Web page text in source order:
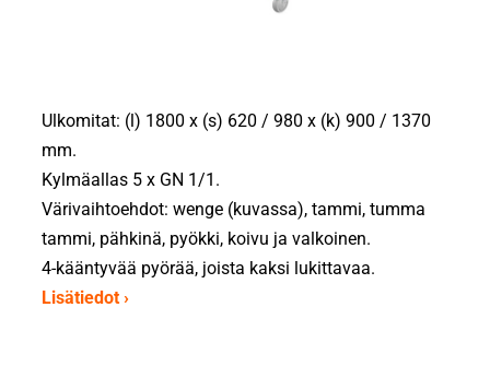
Ulkomitat: (l) 1800 x (s) 620 / 980 x (k) 900 / 1370
mm.
Kylmäallas 5 x GN 1/1.
Värivaihtoehdot: wenge (kuvassa), tammi, tumma
tammi, pähkinä, pyökki, koivu ja valkoinen.
4-kääntyvää pyörää, joista kaksi lukittavaa.
Lisätiedot ›